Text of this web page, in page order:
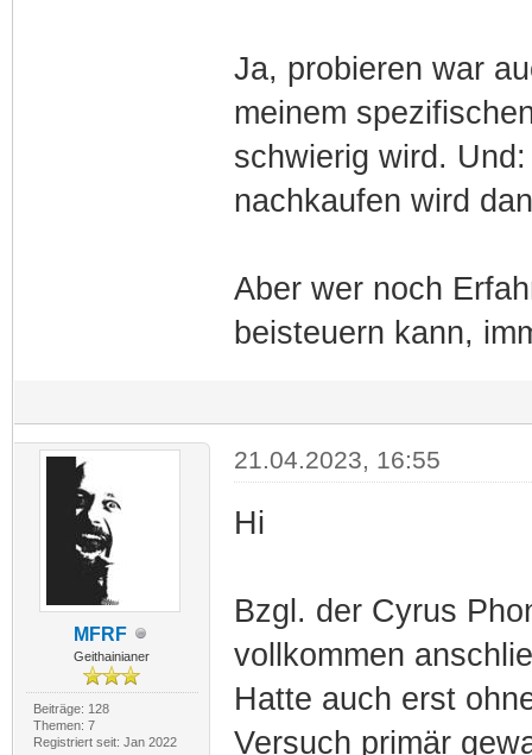
Ja, probieren war
meinem
schwierig wird.
nachkaufen wird
Aber wer noch
beisteuern kann,
MFRF
Geithainianer
Beiträge: 128
Themen: 7
Registriert seit: Jan 2022
21.04.2023, 16:55
Hi
Bzgl. der Cyrus
vollkommen
Hatte auch erst
Versuch primär